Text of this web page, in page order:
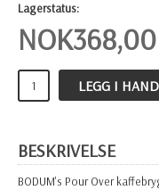
Lagerstatus:
NOK368,00
LEGG I
BESKRIVELSE
BODUM's Pour Over